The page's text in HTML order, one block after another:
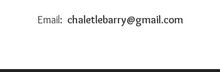
Email: chaletlebarry@gmail.com